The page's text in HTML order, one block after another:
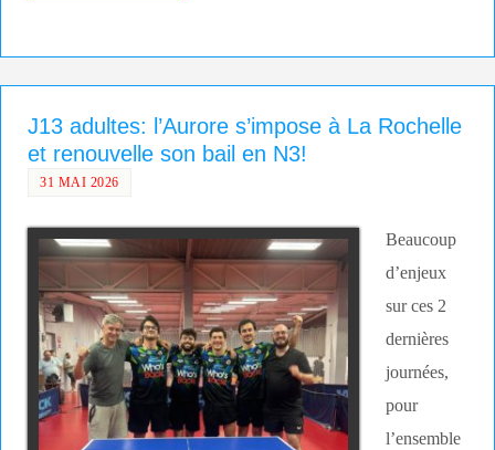
J13 adultes: l’Aurore s’impose à La Rochelle
et renouvelle son bail en N3!
31 MAI 2026
Beaucoup
d’enjeux
sur ces 2
dernières
journées,
pour
l’ensemble